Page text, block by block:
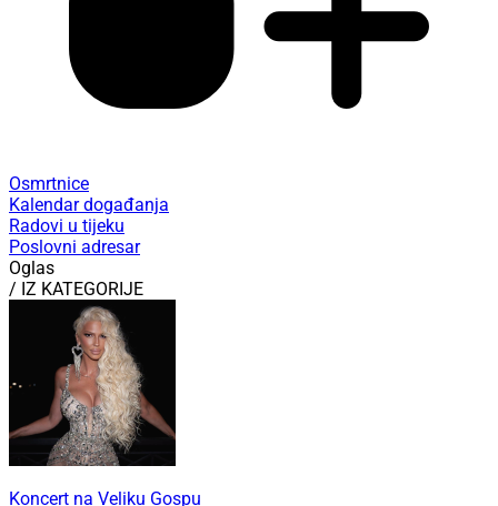
Osmrtnice
Kalendar događanja
Radovi u tijeku
Poslovni adresar
Oglas
/ IZ KATEGORIJE
Koncert na Veliku Gospu